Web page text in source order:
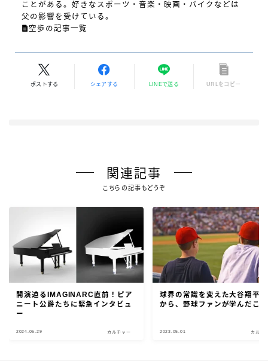
ことがある。好きなスポーツ・音楽・映画・バイクなどは
父の影響を受けている。
空歩の記事一覧
ポストする シェアする LINEで送る URLをコピー
関連記事
こちらの記事もどうぞ
開演迫るIMAGINARC直前！ピア
ニート公爵たちに緊急インタビュ
ー
2024.05.29 カルチャー
球界の常識を変えた大谷翔平
から、野球ファンが学んだこと
2023.05.01 カルチ